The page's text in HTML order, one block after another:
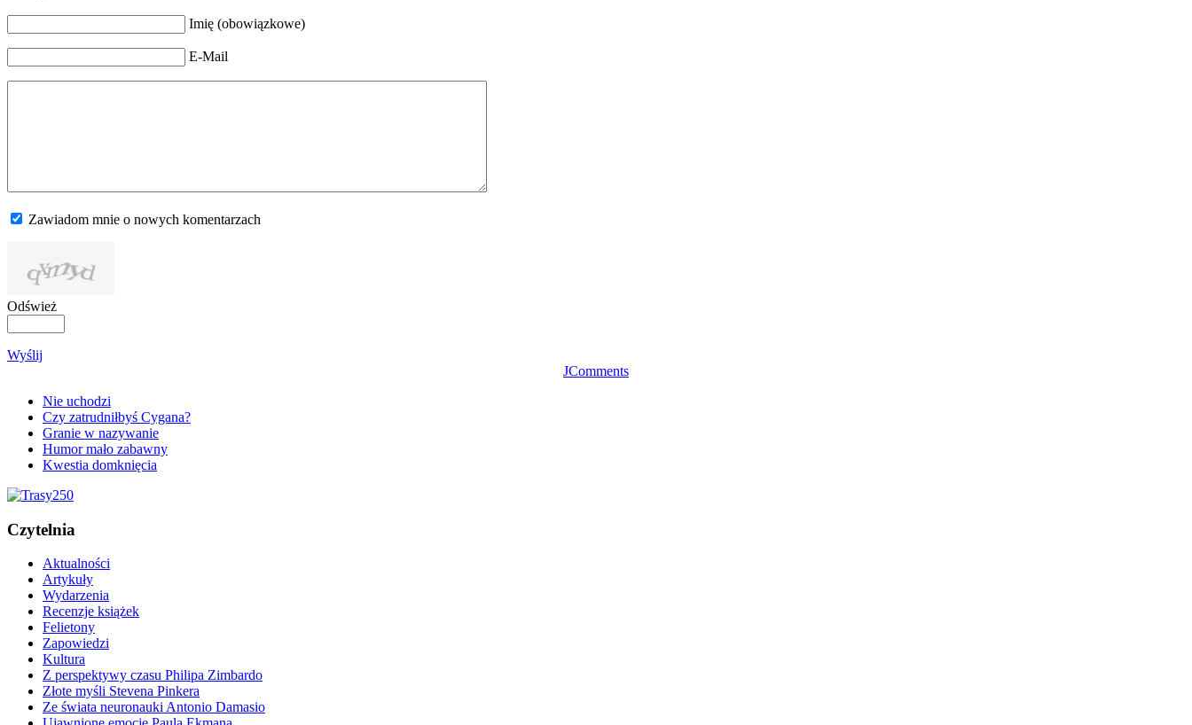
Imię (obowiązkowe)
E-Mail
Zawiadom mnie o nowych komentarzach
Odśwież
Wyślij
JComments
Nie uchodzi
Czy zatrudniłbyś Cygana?
Granie w nazywanie
Humor mało zabawny
Kwestia domknięcia
Czytelnia
Aktualności
Artykuły
Wydarzenia
Recenzje książek
Felietony
Zapowiedzi
Kultura
Z perspektywy czasu Philipa Zimbardo
Złote myśli Stevena Pinkera
Ze świata neuronauki Antonio Damasio